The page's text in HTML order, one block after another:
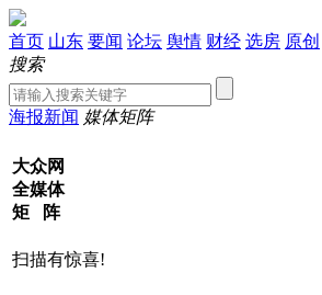
首页 山东 要闻 论坛 舆情 财经 选房 原创
搜索
海报新闻 媒体矩阵
大众网
全媒体
矩 阵
扫描有惊喜!